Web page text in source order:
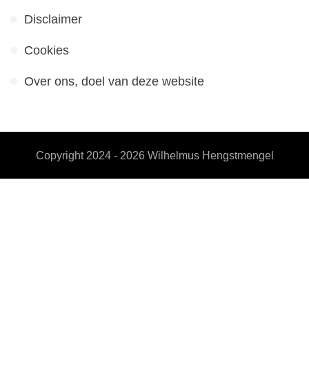
Disclaimer
Cookies
Over ons, doel van deze website
Copyright 2024 - 2026 Wilhelmus Hengstmengel